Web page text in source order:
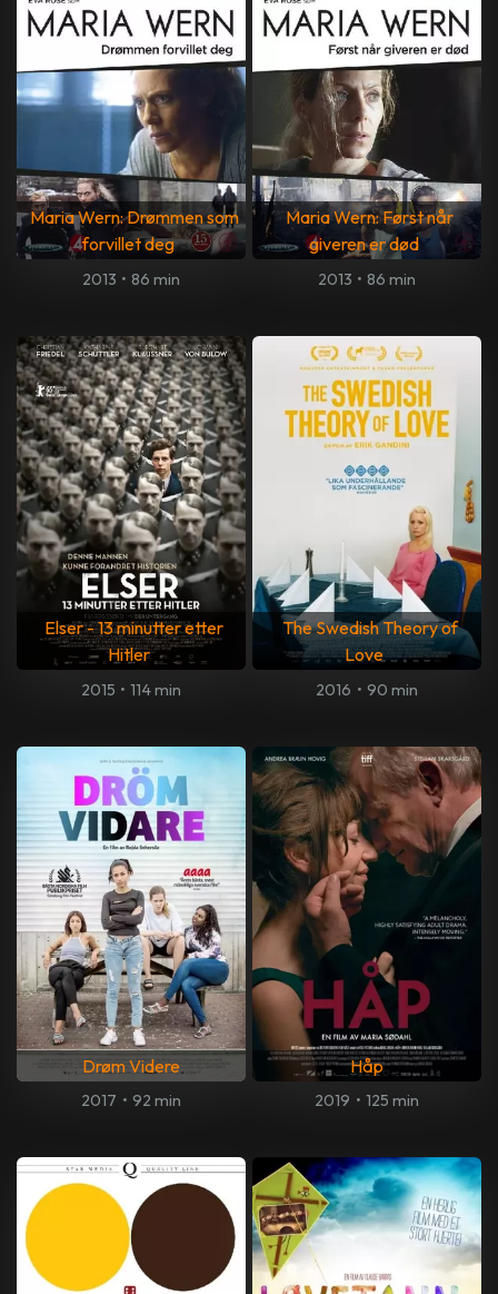
Maria Wern: Drømmen som
forvillet deg
2013 • 86 min
Maria Wern: Først når
giveren er død
2013 • 86 min
Elser - 13 minutter etter
Hitler
2015 • 114 min
The Swedish Theory of
Love
2016 • 90 min
Drøm Videre
2017 • 92 min
Håp
2019 • 125 min